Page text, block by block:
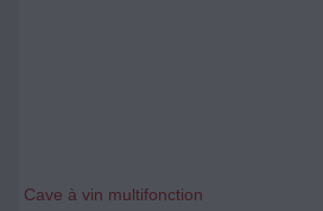
Cave à vin multifonction